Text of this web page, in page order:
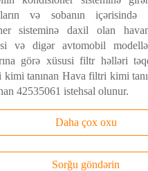
və sobanın içərisində
sisteminə daxil olan
və digər avtomobil
görə xüsusi filtr həlləri
kimi tanınan Hava filtri kimi
42535061 istehsal olunur.
Daha çox oxu
Sorğu göndərin